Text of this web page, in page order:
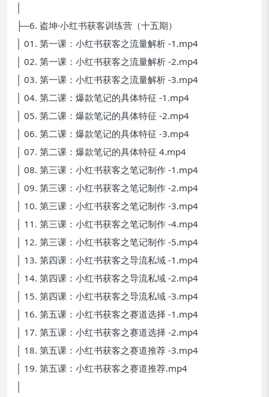
├─6. 盗坤·小红书获客训练营（十五期）
│ 01. 第一课：小红书获客之流量解析 -1.mp4
│ 02. 第一课：小红书获客之流量解析 -2.mp4
│ 03. 第一课：小红书获客之流量解析 -3.mp4
│ 04. 第二课：爆款笔记的具体特征 -1.mp4
│ 05. 第二课：爆款笔记的具体特征 -2.mp4
│ 06. 第二课：爆款笔记的具体特征 -3.mp4
│ 07. 第二课：爆款笔记的具体特征 4.mp4
│ 08. 第三课：小红书获客之笔记制作 -1.mp4
│ 09. 第三课：小红书获客之笔记制作 -2.mp4
│ 10. 第三课：小红书获客之笔记制作 -3.mp4
│ 11. 第三课：小红书获客之笔记制作 -4.mp4
│ 12. 第三课：小红书获客之笔记制作 -5.mp4
│ 13. 第四课：小红书获客之导流私域 -1.mp4
│ 14. 第四课：小红书获客之导流私域 -2.mp4
│ 15. 第四课：小红书获客之导流私域 -3.mp4
│ 16. 第五课：小红书获客之赛道选择 -1.mp4
│ 17. 第五课：小红书获客之赛道选择 -2.mp4
│ 18. 第五课：小红书获客之赛道推荐 -3.mp4
│ 19. 第五课：小红书获客之赛道推荐.mp4